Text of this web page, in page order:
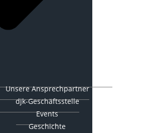
Unsere Ansprechpartner
djk-Geschäftsstelle
Events
Geschichte